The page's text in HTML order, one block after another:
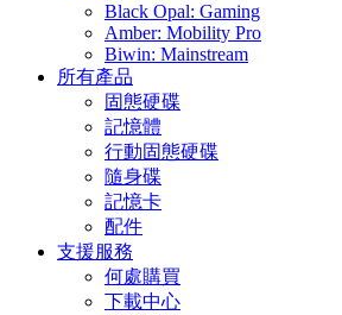
Black Opal: Gaming
Amber: Mobility Pro
Biwin: Mainstream
所有產品
固態硬碟
記憶體
行動固態硬碟
隨身碟
記憶卡
配件
支援服務
何處購買
下載中心